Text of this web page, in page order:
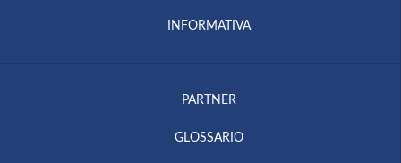
INFORMATIVA
PARTNER
GLOSSARIO